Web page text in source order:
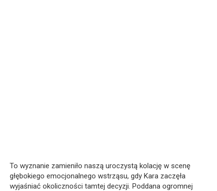
To wyznanie zamieniło naszą uroczystą kolację w scenę
głębokiego emocjonalnego wstrząsu, gdy Kara zaczęła
wyjaśniać okoliczności tamtej decyzji. Poddana ogromnej